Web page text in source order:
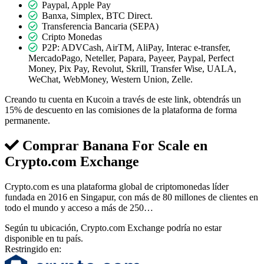
Paypal, Apple Pay
Banxa, Simplex, BTC Direct.
Transferencia Bancaria (SEPA)
Cripto Monedas
P2P: ADVCash, AirTM, AliPay, Interac e-transfer,
MercadoPago, Neteller, Papara, Payeer, Paypal, Perfect
Money, Pix Pay, Revolut, Skrill, Transfer Wise, UALA,
WeChat, WebMoney, Western Union, Zelle.
Creando tu cuenta en Kucoin a través de este link, obtendrás un
15% de descuento en las comisiones de la plataforma de forma
permanente.
Comprar Banana For Scale en
Crypto.com Exchange
Crypto.com es una plataforma global de criptomonedas líder
fundada en 2016 en Singapur, con más de 80 millones de clientes en
todo el mundo y acceso a más de 250…
Según tu ubicación, Crypto.com Exchange podría no estar
disponible en tu país.
Restringido en: